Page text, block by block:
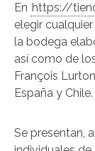
En https://
elegir
la bodega
así como de
François
España y Chile.
Se presentan,